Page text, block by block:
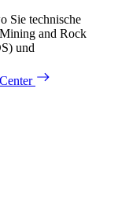
Sie technische
and Rock
und